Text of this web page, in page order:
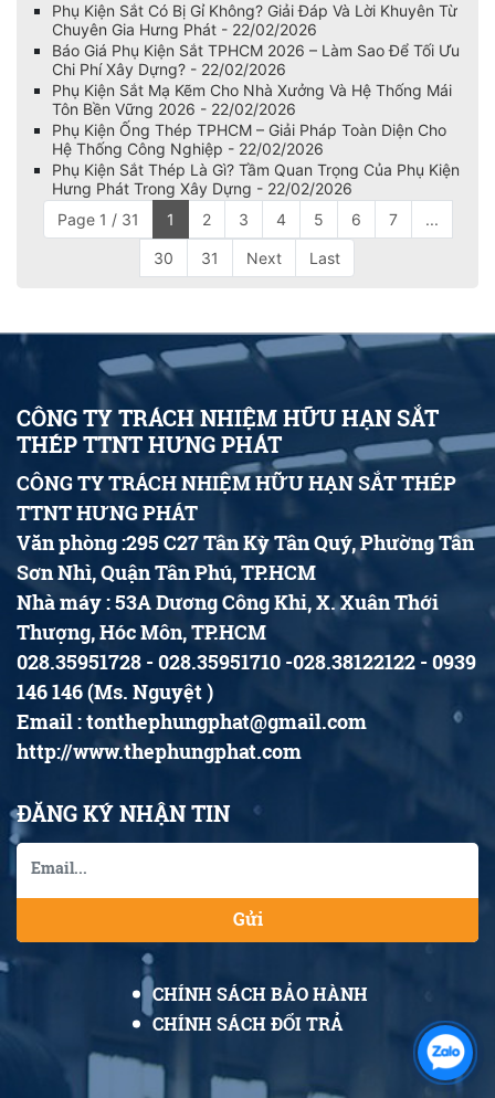
Phụ Kiện Sắt Có Bị Gỉ Không? Giải Đáp Và Lời Khuyên Từ
Chuyên Gia Hưng Phát - 22/02/2026
Báo Giá Phụ Kiện Sắt TPHCM 2026 – Làm Sao Để Tối Ưu
Chi Phí Xây Dựng? - 22/02/2026
Phụ Kiện Sắt Mạ Kẽm Cho Nhà Xưởng Và Hệ Thống Mái
Tôn Bền Vững 2026 - 22/02/2026
Phụ Kiện Ống Thép TPHCM – Giải Pháp Toàn Diện Cho
Hệ Thống Công Nghiệp - 22/02/2026
Phụ Kiện Sắt Thép Là Gì? Tầm Quan Trọng Của Phụ Kiện
Hưng Phát Trong Xây Dựng - 22/02/2026
Page 1 / 31
1 2 3 4 5 6 7 ...
30 31 Next Last
CÔNG TY TRÁCH NHIỆM HỮU HẠN SẮT
THÉP TTNT HƯNG PHÁT
CÔNG TY TRÁCH NHIỆM HỮU HẠN SẮT THÉP
TTNT HƯNG PHÁT
Văn phòng :295 C27 Tân Kỳ Tân Quý, Phường Tân
Sơn Nhì, Quận Tân Phú, TP.HCM
Nhà máy : 53A Dương Công Khi, X. Xuân Thới
Thượng, Hóc Môn, TP.HCM
028.35951728 - 028.35951710 -028.38122122 - 0939
146 146 (Ms. Nguyệt )
Email : tonthephungphat@gmail.com
http://www.thephungphat.com
ĐĂNG KÝ NHẬN TIN
Gửi
CHÍNH SÁCH BẢO HÀNH
CHÍNH SÁCH ĐỔI TRẢ